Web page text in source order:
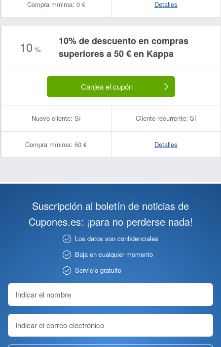
Compra mínima: 0 € Detalles
10 %
10% de descuento en compras
superiores a 50 € en Kappa
Canjea el cupón
Nuevo cliente: Sí Cliente recurrente: Sí
Compra mínima: 50 € Detalles
Suscripción al boletín de noticias de
Cupones.es: ¡para no perderse nada!
Los datos son confidenciales
Baja en cualquier momento
Servicio gratuito